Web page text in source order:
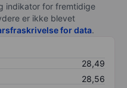
indikator for fremtidige
er ikke blevet
for data.
28,49
28,56